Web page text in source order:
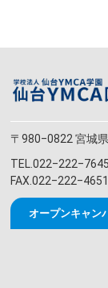
〒980‒0822 宮城
TEL.022‒222‒7645
FAX.022‒222‒4651
オープンキャン